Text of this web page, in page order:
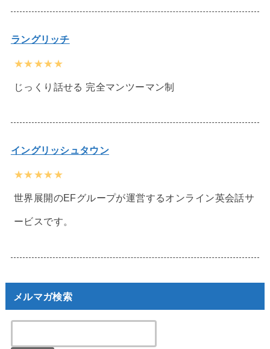
ラングリッチ
★★★★★
じっくり話せる 完全マンツーマン制
イングリッシュタウン
★★★★★
世界展開のEFグループが運営するオンライン英会話サ
ービスです。
メルマガ検索